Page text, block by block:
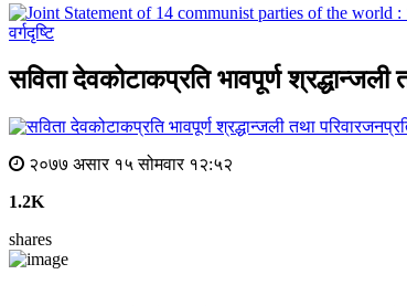
वर्गदृष्टि
सविता देवकोटाकप्रति भावपूर्ण श्रद्धान्जली
२०७७ असार १५ सोमवार १२:५२
1.2K
shares